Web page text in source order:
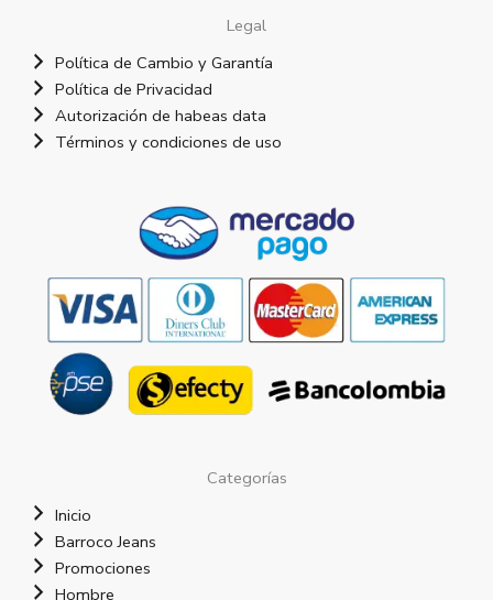
Legal
Política de Cambio y Garantía
Política de Privacidad
Autorización de habeas data
Términos y condiciones de uso
Categorías
Inicio
Barroco Jeans
Promociones
Hombre